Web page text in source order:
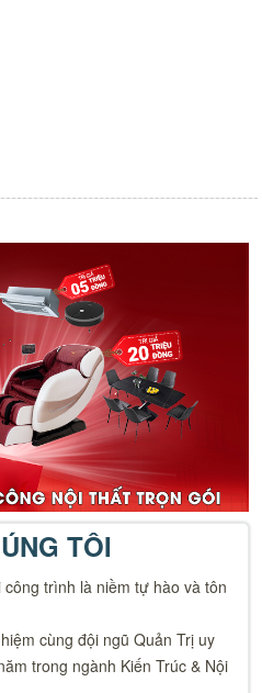
TÔI
trình là niềm tự hào và tôn
cùng đội ngũ Quản Trị uy
trong ngành Kiến Trúc & Nội